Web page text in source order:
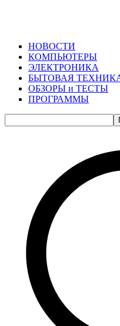
НОВОСТИ
КОМПЬЮТЕРЫ
ЭЛЕКТРОНИКА
БЫТОВАЯ
ОБЗОРЫ и ТЕСТЫ
ПРОГРАММЫ